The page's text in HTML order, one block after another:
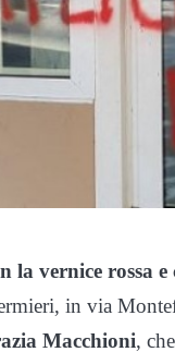
la vernice rossa
in via
Macchioni,